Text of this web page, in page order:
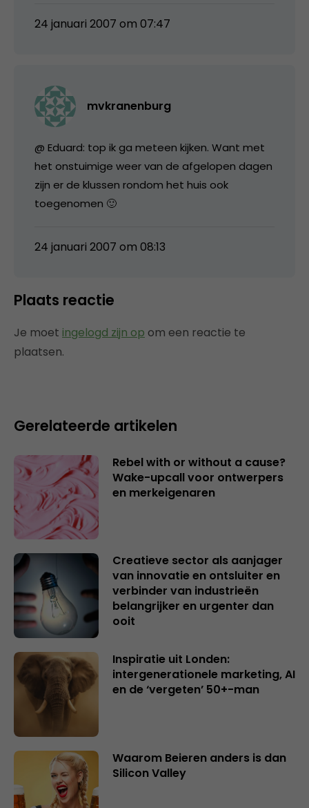
24 januari 2007 om 07:47
mvkranenburg
@ Eduard: top ik ga meteen kijken. Want met
het onstuimige weer van de afgelopen dagen
zijn er de klussen rondom het huis ook
toegenomen 🙂
24 januari 2007 om 08:13
Plaats reactie
Je moet ingelogd zijn op om een reactie te
plaatsen.
Gerelateerde artikelen
Rebel with or without a cause?
Wake-upcall voor ontwerpers
en merkeigenaren
Creatieve sector als aanjager
van innovatie en ontsluiter en
verbinder van industrieën
belangrijker en urgenter dan
ooit
Inspiratie uit Londen:
intergenerationele marketing, AI
en de ‘vergeten’ 50+-man
Waarom Beieren anders is dan
Silicon Valley